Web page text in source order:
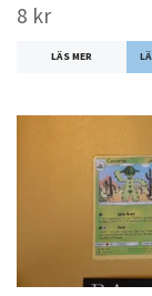
8 kr
LÄS MER